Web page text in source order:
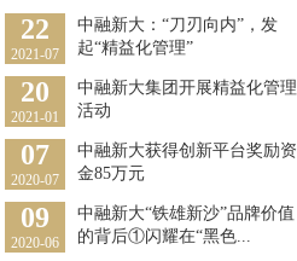
22
2021-07
中融新大：“刀刃向内”，发
起“精益化管理”
20
2021-01
中融新大集团开展精益化管理
活动
07
2020-07
中融新大获得创新平台奖励资
金85万元
09
2020-06
中融新大“铁雄新沙”品牌价值
的背后①闪耀在“黑色...